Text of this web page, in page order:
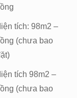
tích: 98m2 –
(chưa bao
tích 98m2 –
(chưa bao